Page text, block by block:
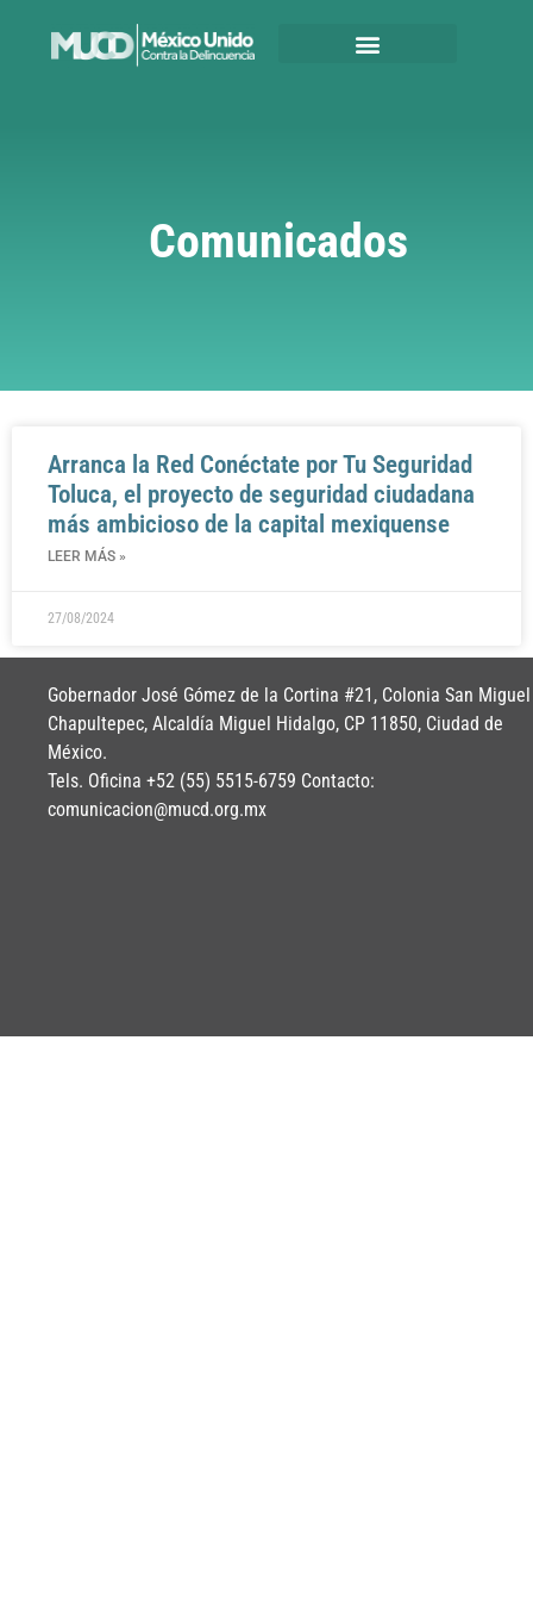
Comunicados
Arranca la Red Conéctate por Tu Seguridad
Toluca, el proyecto de seguridad ciudadana
más ambicioso de la capital mexiquense
LEER MÁS »
27/08/2024
Gobernador José Gómez de la Cortina #21, Colonia San Miguel
Chapultepec, Alcaldía Miguel Hidalgo, CP 11850, Ciudad de
México.
Tels. Oficina +52 (55) 5515-6759 Contacto:
comunicacion@mucd.org.mx